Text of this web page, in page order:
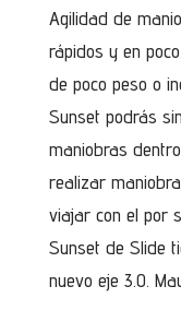
Agilidad de
rápidos y en
de poco peso o
Sunset podrás
maniobras
realizar
viajar con el por
Sunset de Slide
nuevo eje 3.0.